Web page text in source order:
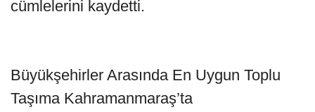
cümlelerini kaydetti.
Büyükşehirler Arasında En Uygun Toplu
Taşıma Kahramanmaraş’ta